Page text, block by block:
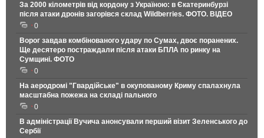
За 2000 кілометрів від кордону з Україною: в Єкатеринбурзі
після атаки дронів загорівся склад Wildberries. ФОТО. ВІДЕО
0
Ворог завдав комбінованого удару по Сумах, двоє поранених.
Ще десятеро постраждали після атаки БПЛА по ринку на
Сумщині. ФОТО
0
На аеродромі "Гвардійське" в окупованому Криму спалахнула
масштабна пожежа на складі пального
0
В адміністрації Вучича анонсували перший візит Зеленського до
Сербії